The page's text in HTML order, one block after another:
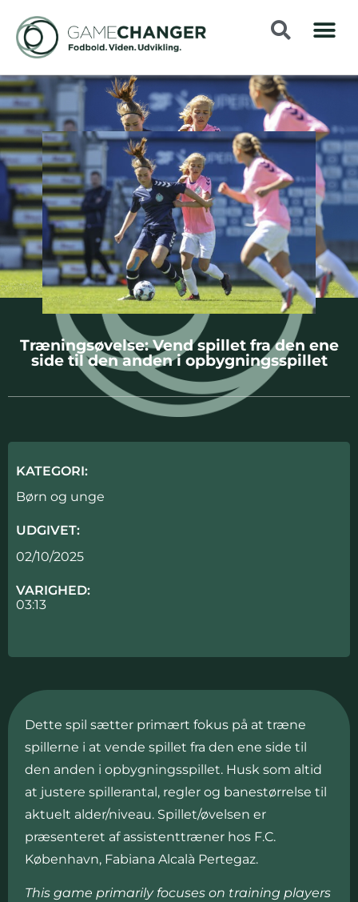
Træningsøvelse: Vend spillet fra den ene
side til den anden i opbygningsspillet
Dette spil sætter primært fokus på at træne
spillerne i at vende spillet fra den ene side til
den anden i opbygningsspillet. Husk som altid
at justere spillerantal, regler og banestørrelse til
aktuelt alder/niveau. Spillet/øvelsen er
præsenteret af assistenttræner hos F.C.
København, Fabiana Alcalà Pertegaz.
This game primarily focuses on training players
KATEGORI:
Børn og unge
UDGIVET:
02/10/2025
VARIGHED:
03:13